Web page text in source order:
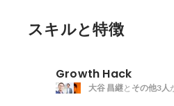
スキルと特徴
Growth Hack
大谷 昌継と その他3人